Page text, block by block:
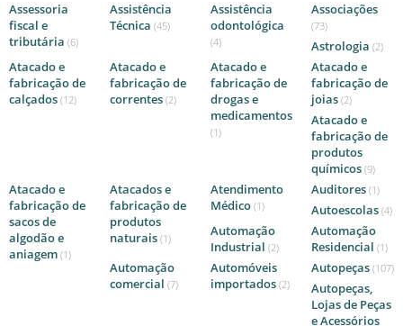
Assessoria
fiscal e
tributária (6)
Assistência
Técnica (45)
Assistência
odontológica
(4)
Associações
(73)
Astrologia (2)
Atacado e
fabricação de
calçados (12)
Atacado e
fabricação de
correntes (2)
Atacado e
fabricação de
drogas e
medicamentos
(1)
Atacado e
fabricação de
joias (2)
Atacado e
fabricação de
produtos
químicos (9)
Atacado e
fabricação de
sacos de
algodão e
aniagem (1)
Atacados e
fabricação de
produtos
naturais (1)
Atendimento
Médico (1)
Auditores (1)
Autoescolas (4)
Automação
Industrial (2)
Automação
Residencial (1)
Automação
comercial (7)
Automóveis
importados (2)
Autopeças (107)
Autopeças,
Lojas de Peças
e Acessórios